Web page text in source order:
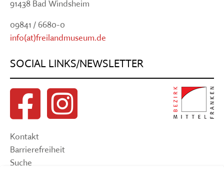
91438 Bad Windsheim
09841 / 6680-0
info(at)freilandmuseum.de
SOCIAL LINKS/NEWSLETTER
Kontakt
Barrierefreiheit
Suche